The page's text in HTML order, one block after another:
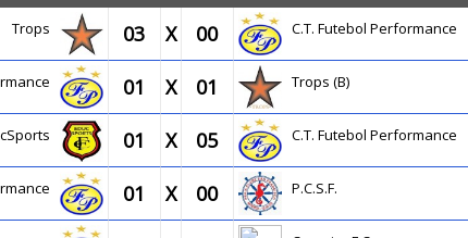
Trops 03 X 00 C.T. Futebol Performance
01 X 01 Trops (B)
01 X 05 C.T. Futebol Performance
01 X 00 P.C.S.F.